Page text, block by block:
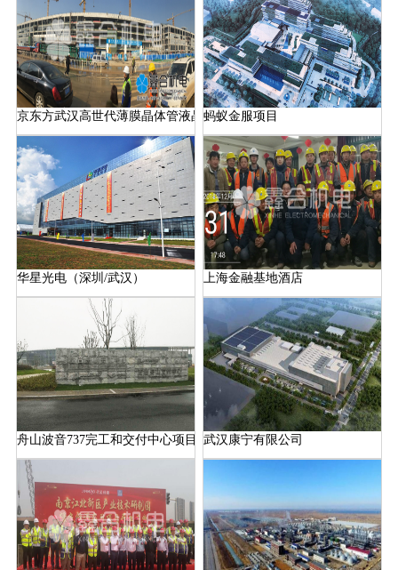
京东方武汉高世代薄膜晶体管液晶显示器件（TFT-LCD）生产线项目
蚂蚁金服项目
华星光电（深圳/武汉） 上海金融基地酒店
舟山波音737完工和交付中心项目 武汉康宁有限公司